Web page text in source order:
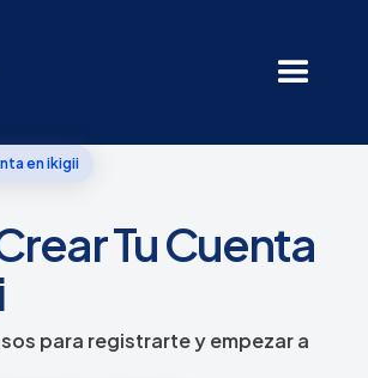
en ikigii
Tu Cuenta
para registrarte y empezar a